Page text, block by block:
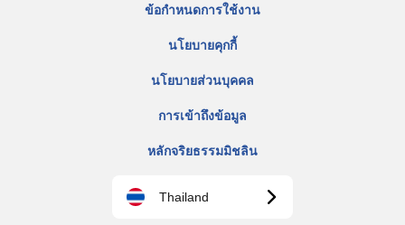
ข้อกำหนดการใช้งาน
นโยบายคุกกี้
นโยบายส่วนบุคคล
การเข้าถึงข้อมูล
หลักจริยธรรมมิชลิน
Thailand